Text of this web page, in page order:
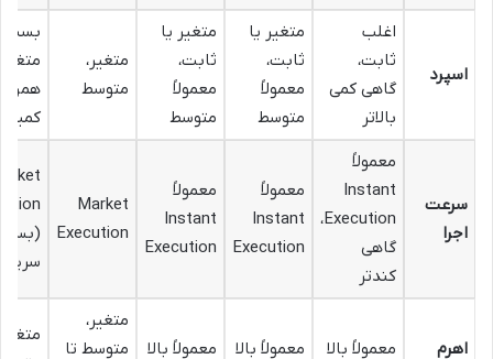
اسپرد
اغلب
ثابت،
گاهی کمی
بالاتر
متغیر یا
ثابت،
معمولاً
متوسط
متغیر یا
ثابت،
معمولاً
متوسط
متغیر،
متوسط
همراه
سرعت
اجرا
معمولاً
Instant
Execution،
گاهی
کندتر
معمولاً
Instant
Execution
معمولاً
Instant
Execution
Market
Execution
سریع)
اهرم معمولاً بالا معمولاً بالا معمولاً بالا
متغیر،
متوسط تا